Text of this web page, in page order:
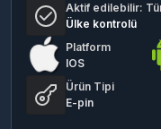
Aktif edilebilir:
Ülke kontrolü
Platform
IOS
Ürün Tipi
E-pin